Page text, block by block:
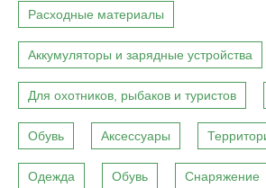
Расходные материалы
Аккумуляторы и зарядные устройства
Для охотников, рыбаков и туристов
Обувь Аксессуары
Одежда Обувь Снаряжение